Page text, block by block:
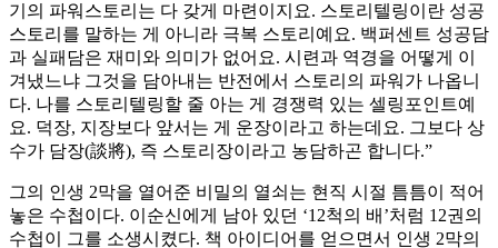
기의 파워스토리는 다 갖게 마련이지요. 스토리텔링이란 성공
스토리를 말하는 게 아니라 극복 스토리예요. 백퍼센트 성공담
과 실패담은 재미와 의미가 없어요. 시련과 역경을 어떻게 이
겨냈느냐 그것을 담아내는 반전에서 스토리의 파워가 나옵니
다. 나를 스토리텔링할 줄 아는 게 경쟁력 있는 셀링포인트예
요. 덕장, 지장보다 앞서는 게 운장이라고 하는데요. 그보다 상
수가 담장(談將), 즉 스토리장이라고 농담하곤 합니다.”
그의 인생 2막을 열어준 비밀의 열쇠는 현직 시절 틈틈이 적어
놓은 수첩이다. 이순신에게 남아 있던 ‘12척의 배’처럼 12권의
수첩이 그를 소생시켰다. 책 아이디어를 얻으면서 인생 2막의